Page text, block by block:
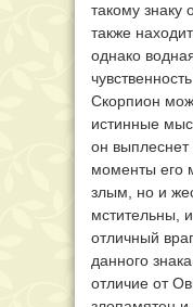
такому знаку
также
однако
Скорпион
истинные
он выплеснет
моменты его
злым, но и
мстительны,
отличный
данного
отличие от